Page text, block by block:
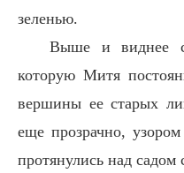
зеленью.
Выше и виднее
которую Митя
вершины ее старых
еще прозрачно,
протянулись над садом